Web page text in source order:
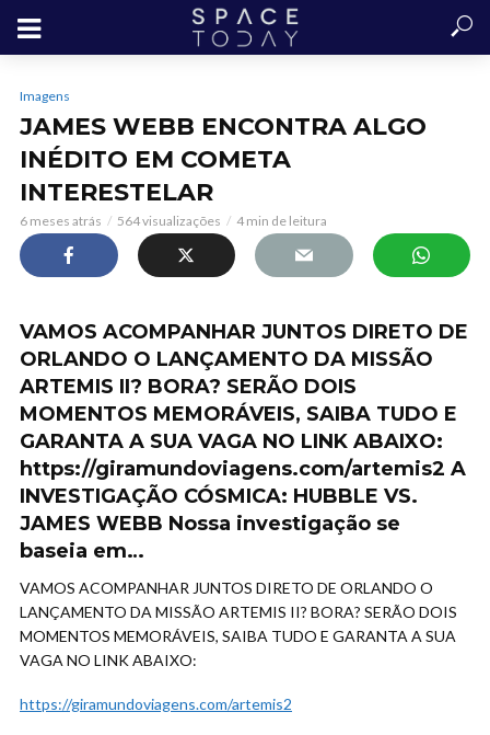
Imagens
JAMES WEBB ENCONTRA ALGO
INÉDITO EM COMETA
INTERESTELAR
6 meses atrás 564 visualizações 4 min de leitura
VAMOS ACOMPANHAR JUNTOS DIRETO DE
ORLANDO O LANÇAMENTO DA MISSÃO
ARTEMIS II? BORA? SERÃO DOIS
MOMENTOS MEMORÁVEIS, SAIBA TUDO E
GARANTA A SUA VAGA NO LINK ABAIXO:
https://giramundoviagens.com/artemis2 A
INVESTIGAÇÃO CÓSMICA: HUBBLE VS.
JAMES WEBB Nossa investigação se
baseia em…
VAMOS ACOMPANHAR JUNTOS DIRETO DE ORLANDO O
LANÇAMENTO DA MISSÃO ARTEMIS II? BORA? SERÃO DOIS
MOMENTOS MEMORÁVEIS, SAIBA TUDO E GARANTA A SUA
VAGA NO LINK ABAIXO:
https://giramundoviagens.com/artemis2